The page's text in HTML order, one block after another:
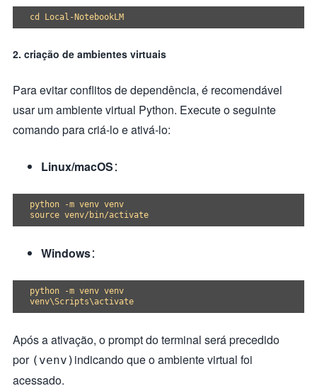
2. criação de ambientes virtuais
Para evitar conflitos de dependência, é recomendável
usar um ambiente virtual Python. Execute o seguinte
comando para criá-lo e ativá-lo:
Linux/macOS：
python -m venv venv
Windows：
python -m venv venv
Após a ativação, o prompt do terminal será precedido
por (venv) indicando que o ambiente virtual foi
acessado.